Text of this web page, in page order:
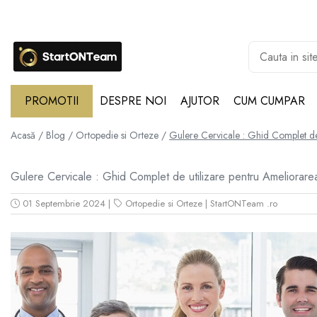
Promotii
Spray de autoaparare
Articole Copii
Jucarii
Irigatoare Nazale
Pre Lingurite Diversificare
GPS Tracker
Camere de Supraveghere
Camera Vanatoare
Camere Auto
PROMOTII DESPRE NOI AJUTOR CUM CUMPAR
Acasă / Blog / Ortopedie si Orteze / Gulere Cervicale : Ghid Complet
Gulere Cervicale : Ghid Complet de utilizare pentru
01 Septembrie 2024 | Ortopedie si Orteze | StartONTeam .ro